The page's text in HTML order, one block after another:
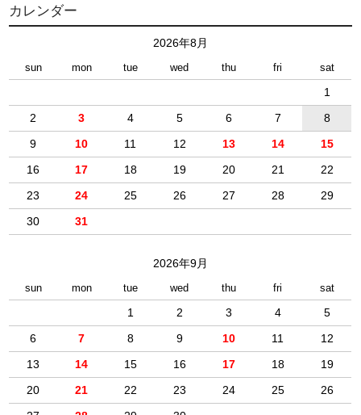
カレンダー
2026年8月
sun mon tue wed thu fri sat
1
2
3 4 5 6 7
8
9
10 11 12 13 14
15
16
17 18 19 20 21
22
23
24 25 26 27 28
29
30
31
2026年9月
sun mon tue wed thu fri sat
1 2 3 4
5
6
7 8 9 10 11
12
13
14 15 16 17 18
19
20
21 22 23 24 25
26